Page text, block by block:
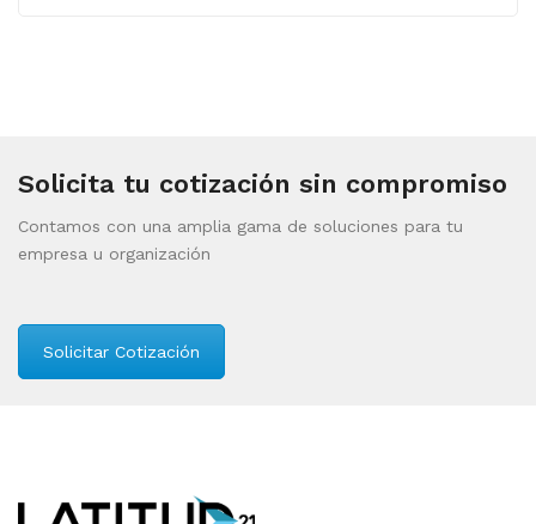
Solicita tu cotización sin compromiso
Contamos con una amplia gama de soluciones para tu
empresa u organización
Solicitar Cotización